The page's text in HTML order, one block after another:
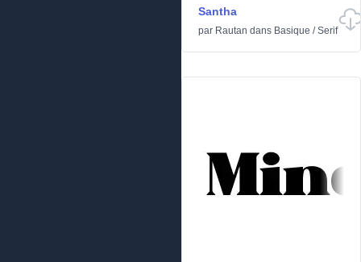
Santha
par Rautan dans Basique /Serif